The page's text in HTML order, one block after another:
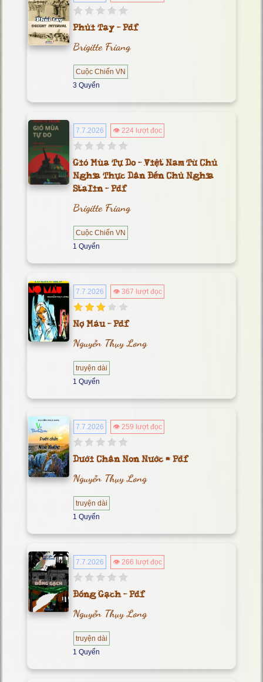
Phủi Tay - Pdf
Brigitte Friang
Cuộc Chiến VN
3 Quyển
7.7.2026 👁 224 lượt đọc
Gió Mùa Tự Do - Việt Nam Từ Chủ
Nghĩa Thực Dân Đến Chủ Nghĩa
Stalin - Pdf
Brigitte Friang
Cuộc Chiến VN
1 Quyển
7.7.2026 👁 367 lượt đọc
Nợ Máu - Pdf
Nguyễn Thụy Long
truyện dài
1 Quyển
7.7.2026 👁 259 lượt đọc
Dưới Chân Non Nước = Pdf
Nguyễn Thụy Long
truyện dài
1 Quyển
7.7.2026 👁 266 lượt đọc
Đống Gạch - Pdf
Nguyễn Thụy Long
truyện dài
1 Quyển